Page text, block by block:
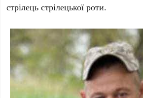
стрілець стрілецької роти.